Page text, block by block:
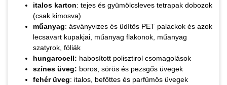
italos karton: tejes és gyümölcsleves tetrapak dobozok
(csak kimosva)
műanyag: ásványvizes és üdítős PET palackok és azok
lecsavart kupakjai, műanyag flakonok, műanyag
szatyrok, fóliák
hungarocell: habosított polisztirol csomagolások
színes üveg: boros, sörös és pezsgős üvegek
fehér üveg: italos, befőttes és parfümös üvegek